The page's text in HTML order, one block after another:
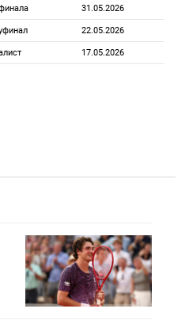
31.05.2026
22.05.2026
17.05.2026